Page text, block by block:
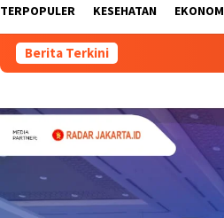
TERPOPULER KESEHATAN
Berita Terkini